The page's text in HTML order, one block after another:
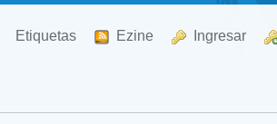
Etiquetas Ezine Ingresar